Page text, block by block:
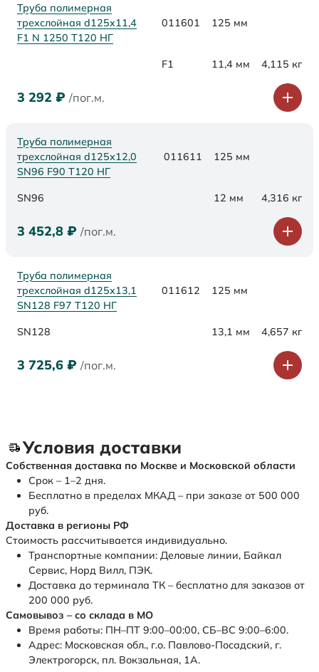
Труба полимерная
трехслойная d125x11,4
F1 N 1250 Т120 НГ
011601 125 мм
F1 11,4 мм 4,115 кг
3 292 ₽ /пог.м.
Труба полимерная
трехслойная d125х12,0
SN96 F90 Т120 НГ
011611 125 мм
SN96 12 мм 4,316 кг
3 452,8 ₽ /пог.м.
Труба полимерная
трехслойная d125х13,1
SN128 F97 Т120 НГ
011612 125 мм
SN128 13,1 мм 4,657 кг
3 725,6 ₽ /пог.м.
Условия доставки
Собственная доставка по Москве и Московской области
Срок – 1–2 дня.
Бесплатно в пределах МКАД – при заказе от 500 000
руб.
Доставка в регионы РФ
Стоимость рассчитывается индивидуально.
Транспортные компании: Деловые линии, Байкал
Сервис, Норд Вилл, ПЭК.
Доставка до терминала ТК – бесплатно для заказов от
200 000 руб.
Самовывоз – со склада в МО
Время работы: ПН–ПТ 9:00–00:00, СБ–ВС 9:00–6:00.
Адрес: Московская обл., г.о. Павлово-Посадский, г.
Электрогорск, пл. Вокзальная, 1А.